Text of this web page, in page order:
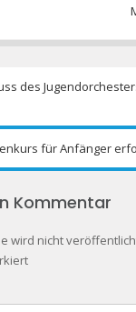
des
für Anfänger
Kommentar
wird nicht